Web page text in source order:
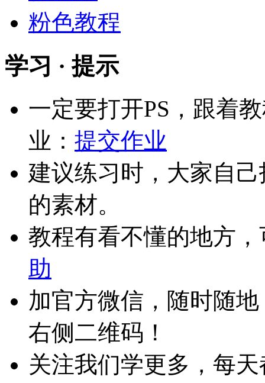
粉色教程
学习 · 提示
一定要打开PS，跟着
业： 提交作业
建议练习时，大家自
的素材。
教程有看不懂的地方
助
加官方微信，随时随
右侧二维码！
关注我们学更多，每